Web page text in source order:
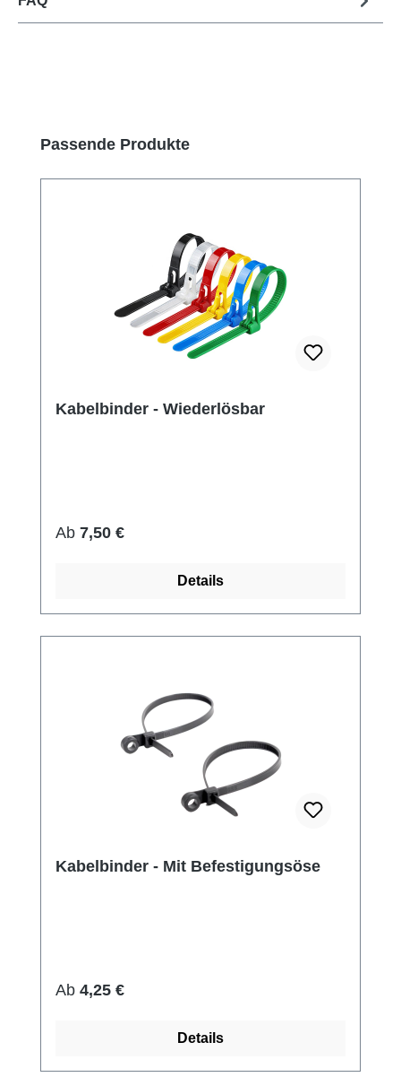
Produktgalerie überspringen
Passende Produkte
Kabelbinder - Wiederlösbar
Regulärer Preis:
Ab 7,50 €
Details
Kabelbinder - Mit Befestigungsöse
Regulärer Preis:
Ab 4,25 €
Details